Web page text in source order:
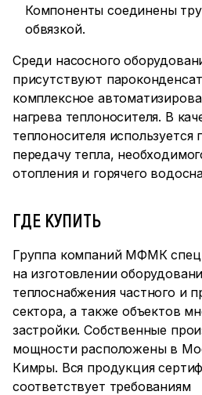
Компоненты соединены
обвязкой.
Среди насосного
присутствуют
комплексное
нагрева теплоносителя. В
теплоносителя используется
передачу тепла,
отопления и горячего
ГДЕ КУПИТЬ
Группа компаний МФМК
на изготовлении
теплоснабжения частного и
сектора, а также объектов
застройки. Собственные
мощности расположены в
Кимры. Вся продукция
соответствует требованиям